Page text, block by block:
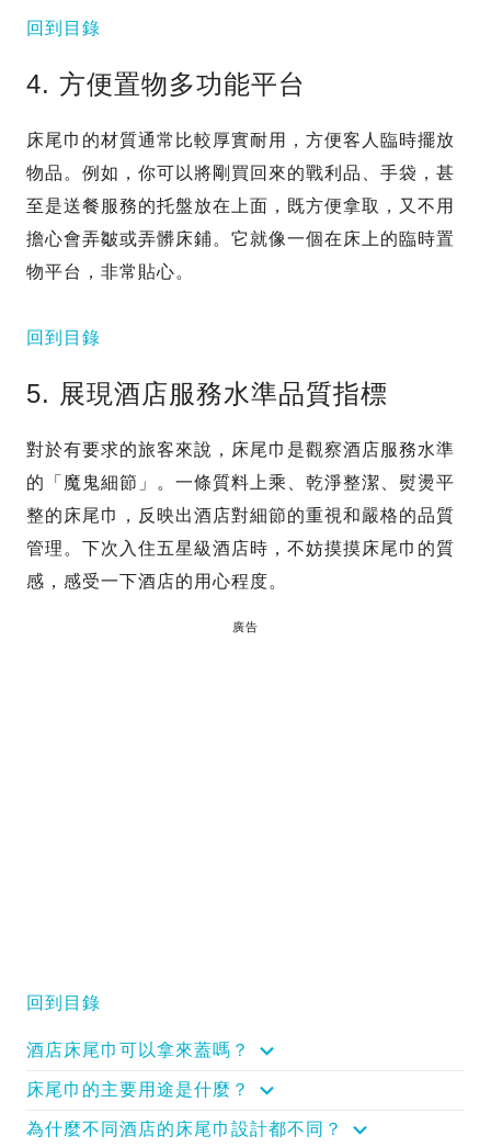
回到目錄
4. 方便置物多功能平台
床尾巾的材質通常比較厚實耐用，方便客人臨時擺放
物品。例如，你可以將剛買回來的戰利品、手袋，甚
至是送餐服務的托盤放在上面，既方便拿取，又不用
擔心會弄皺或弄髒床鋪。它就像一個在床上的臨時置
物平台，非常貼心。
回到目錄
5. 展現酒店服務水準品質指標
對於有要求的旅客來說，床尾巾是觀察酒店服務水準
的「魔鬼細節」。一條質料上乘、乾淨整潔、熨燙平
整的床尾巾，反映出酒店對細節的重視和嚴格的品質
管理。下次入住五星級酒店時，不妨摸摸床尾巾的質
感，感受一下酒店的用心程度。
廣告
回到目錄
酒店床尾巾可以拿來蓋嗎？
床尾巾的主要用途是什麼？
為什麼不同酒店的床尾巾設計都不同？